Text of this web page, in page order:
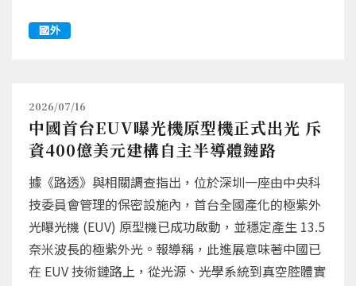
國外
2026/07/16
中國首台EUV曝光機原型機正式出光 斥
資400億美元建構自主半導體鏈路
據《路透》與相關調查指出，位於深圳一座由中央科
技委員會管理的保密設施內，首台全國產化的極紫外
光曝光機 (EUV) 原型機已成功啟動，並穩定產生 13.5
奈米波長的極紫外光。報導稱，此進展意味著中國已
在 EUV 技術鏈路上，從光源、光學系統到真空腔體實